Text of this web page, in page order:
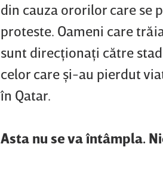
din cauza ororilor care se
proteste. Oameni care
sunt direcţionaţi către
celor care şi-au pierdut
în Qatar.
Asta nu se va întâmpla.